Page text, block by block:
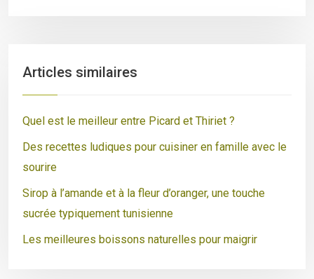
Articles similaires
Quel est le meilleur entre Picard et Thiriet ?
Des recettes ludiques pour cuisiner en famille avec le
sourire
Sirop à l’amande et à la fleur d’oranger, une touche
sucrée typiquement tunisienne
Les meilleures boissons naturelles pour maigrir